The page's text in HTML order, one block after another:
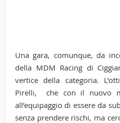
Una gara, comunque, da
della MDM Racing di
vertice della categoria.
Pirelli, che con il nuovo
all’equipaggio di essere da
senza prendere rischi, ma